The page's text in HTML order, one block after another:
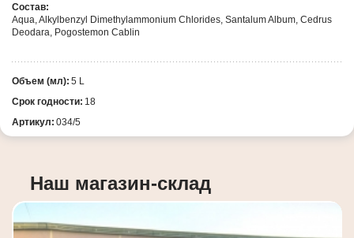
Состав:
Aqua, Alkylbenzyl Dimethylammonium Chlorides, Santalum Album, Cedrus
Deodara, Pogostemon Cablin
Объем (мл): 5 L
Срок годности: 18
Артикул: 034/5
Наш магазин-склад